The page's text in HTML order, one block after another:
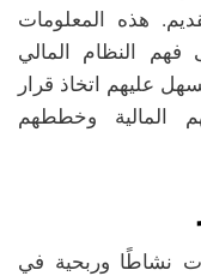
هذه المعلومات
النظام المالي
عليهم اتخاذ قرار
المالية وخططهم
نشاطًا وربحية في